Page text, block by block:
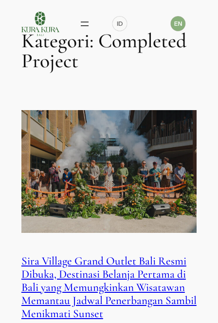
kontenKategori: Completed
Project
Sira Village Grand Outlet Bali Resmi
Dibuka, Destinasi Belanja Pertama di
Bali yang Memungkinkan Wisatawan
Memantau Jadwal Penerbangan Sambil
Menikmati Sunset